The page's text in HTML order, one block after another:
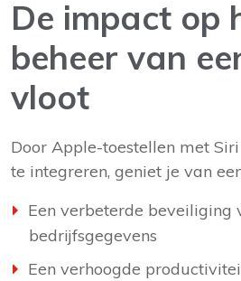
De impact op
beheer van
vloot
Door Apple-toestellen met
te integreren, geniet je van
Een verbeterde beveiliging
bedrijfsgegevens
Een verhoogde